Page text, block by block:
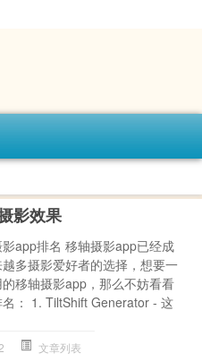
影效果
app排名 移轴摄影app已经成
多摄影爱好者的选择，想要一
移轴摄影app，那么不妨看看
名： 1. TiltShift Generator - 这
文章列表